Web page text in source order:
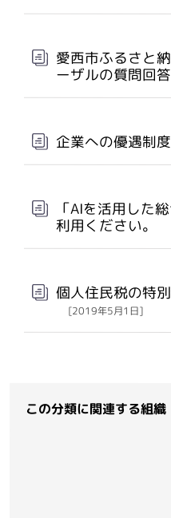
愛西市ふるさと
ーザルの質問回
企業への優遇制度
「AIを活用した
利用ください。
個人住民税の特
[2019年5月1日]
この分類に関連する組織